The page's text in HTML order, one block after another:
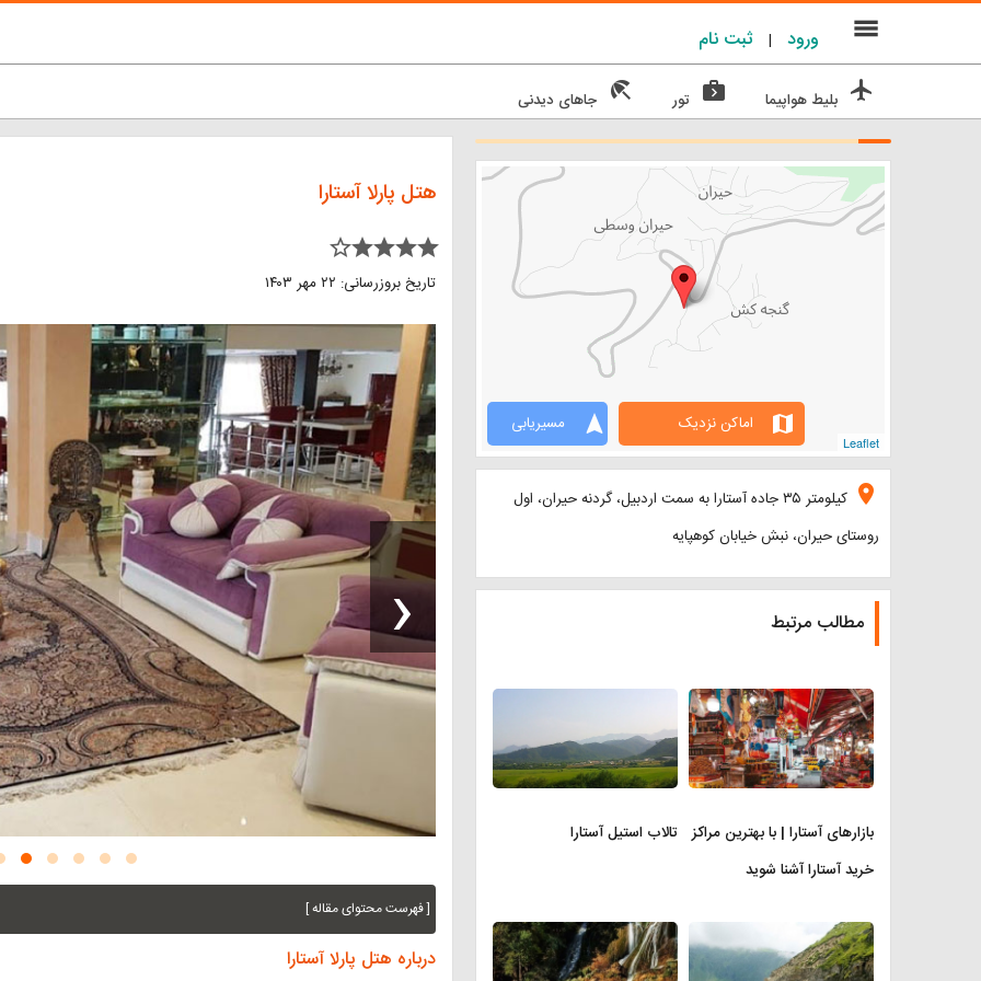
ثبت نام | ورود menu
flight بلیط هواپیما next_week تور beach_access جاهای دیدنی
هتل پارلا آستارا
star_border star star star star
تاریخ بروزرسانی: ۲۲ مهر ۱۴۰۳
‹
[ فهرست محتوای مقاله ]
درباره هتل پارلا آستارا
Leaflet
navigation مسیریابی map اماکن نزدیک
location_on
کیلومتر ۳۵ جاده آستارا به سمت اردبیل، گردنه حیران، اول
روستای حیران، نبش خیابان کوهپایه
مطالب مرتبط
بازارهای آستارا | با بهترین مراکز
خرید آستارا آشنا شوید
تالاب استیل آستارا